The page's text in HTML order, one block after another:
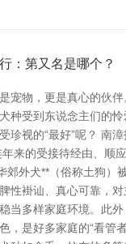
：第又名是哪个？
宠物，更是真心的伙
种受到东说念主们的
珍视的“最好”呢？ 南
来的受接待经由、顺
郊外犬**（俗称土狗）
性褂讪、真心可靠，
当多样家庭环境。此
，是好多家庭的“看管